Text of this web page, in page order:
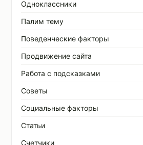
Одноклассники
Палим тему
Поведенческие факторы
Продвижение сайта
Работа с подсказками
Советы
Социальные факторы
Статьи
Счетчики